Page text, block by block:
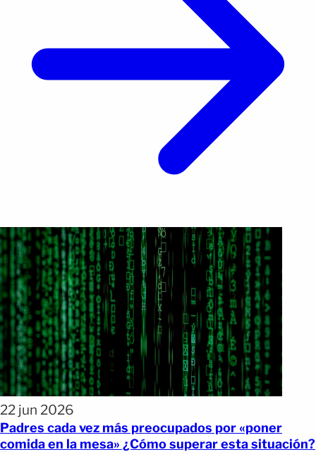
22 jun 2026
Padres cada vez más preocupados por «poner
comida en la mesa» ¿Cómo superar esta situación?